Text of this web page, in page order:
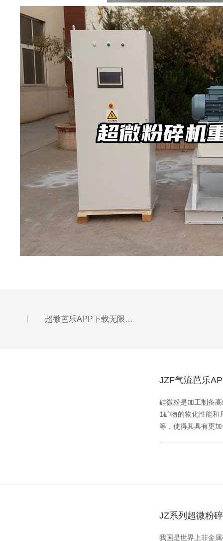
超微芭乐APP下载无限免费需加大科研力度提升竞争力
JZF气流芭乐
硅微粉是加工制备高
1矿物的物化性能和用途
等，使得其具有更
JZ系列超微粉
我国是世界上非金属